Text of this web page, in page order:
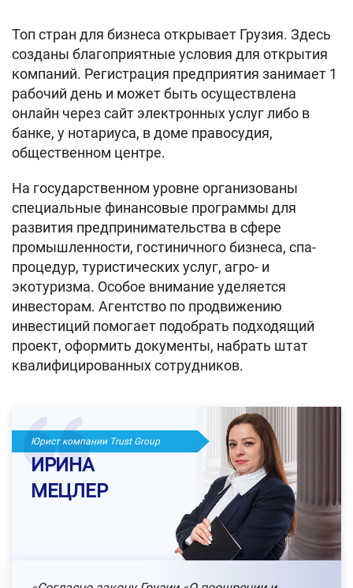
Топ стран для бизнеса открывает Грузия. Здесь
созданы благоприятные условия для открытия
компаний. Регистрация предприятия занимает 1
рабочий день и может быть осуществлена
онлайн через сайт электронных услуг либо в
банке, у нотариуса, в доме правосудия,
общественном центре.
На государственном уровне организованы
специальные финансовые программы для
развития предпринимательства в сфере
промышленности, гостиничного бизнеса, спа-
процедур, туристических услуг, агро- и
экотуризма. Особое внимание уделяется
инвесторам. Агентство по продвижению
инвестиций помогает подобрать подходящий
проект, оформить документы, набрать штат
квалифицированных сотрудников.
Юрист компании Trust Group
ИРИНА
МЕЦЛЕР